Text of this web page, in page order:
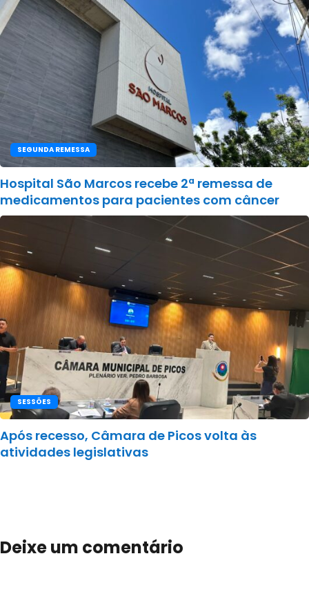
SEGUNDA REMESSA
Hospital São Marcos recebe 2ª remessa de
medicamentos para pacientes com câncer
SESSÕES
Após recesso, Câmara de Picos volta às
atividades legislativas
Deixe um comentário